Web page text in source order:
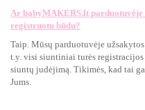
Ar babyMAKERS.lt parduotuvėje
registruotu būdu?
Taip. Mūsų parduotuvėje
t.y. visi siuntiniai turės
siuntų judėjimą. Tikimės, kad tai
Jums.